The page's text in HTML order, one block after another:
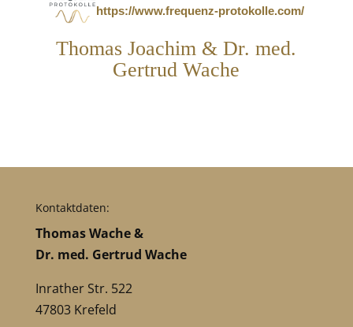
https://www.frequenz-protokolle.com/
Thomas Joachim & Dr. med.
Gertrud Wache
Kontaktdaten:
Thomas Wache &
Dr. med. Gertrud Wache
Inrather Str. 522
47803 Krefeld